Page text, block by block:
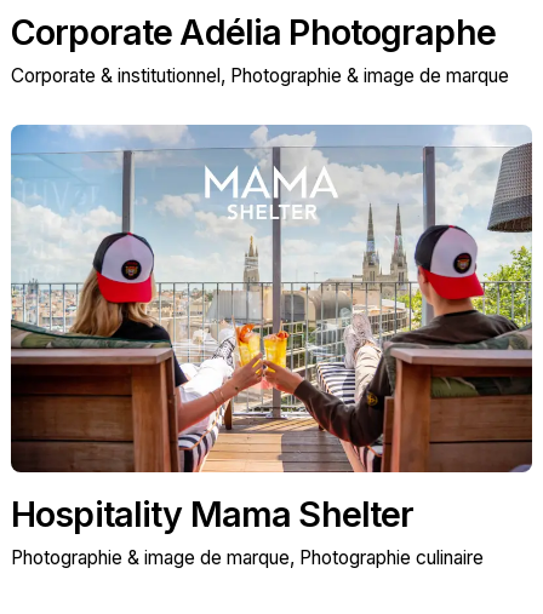
Corporate Adélia Photographe
Corporate & institutionnel Photographie & image de marque
Hospitality Mama Shelter
Photographie & image de marque Photographie culinaire